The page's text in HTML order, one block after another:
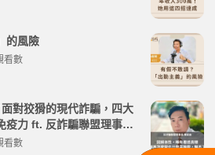
的風險
看數
對狡猾的現代詐騙，四大
疫力 ft. 反詐騙聯盟理事長
AI 點亮第二人生 EP280
看數